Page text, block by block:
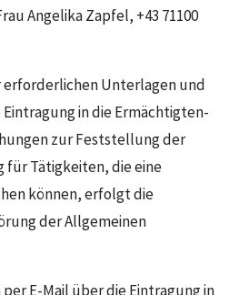
Angelika Zapfel, +43 71100
erforderlichen Unterlagen und
in die Ermächtigten-
zur Feststellung der
für Tätigkeiten, die eine
können, erfolgt die
der Allgemeinen